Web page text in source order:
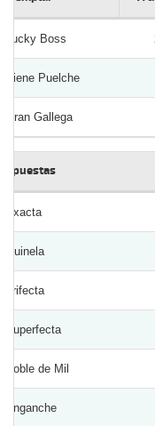
Lucky Boss
Viene Puelche
Gran Gallega
Apuestas
Exacta
Quinela
Trifecta
Superfecta
Doble de Mil
Enganche